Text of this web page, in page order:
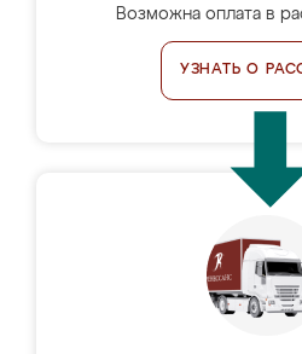
Возможна оплата в
УЗНАТЬ О